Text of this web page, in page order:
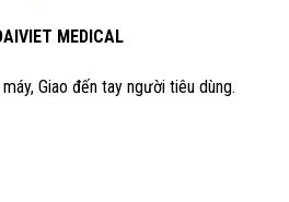
MEDICAL
Giao đến tay người tiêu dùng.